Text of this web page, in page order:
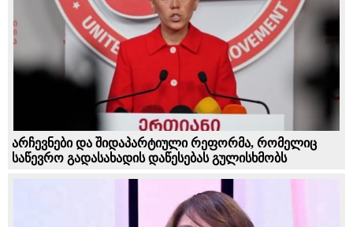
არჩევნები და შიდაპარტიული რეფორმა, რომელიც
საწევრო გადასახადის დაწესებას გულისხმობს